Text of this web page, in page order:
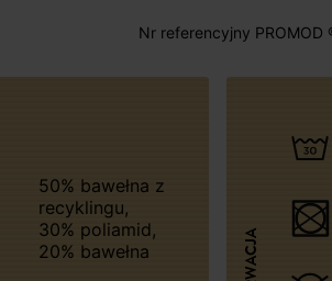
Nr referencyjny
50% bawełna z
recyklingu,
30% poliamid,
20% bawełna